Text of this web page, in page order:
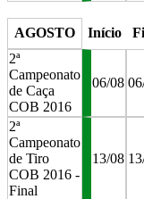
AGOSTO
Início
2ª
Campeonato
de Caça
COB 2016
06/08
2ª
Campeonato
de Tiro
COB 2016 -
Final
13/08